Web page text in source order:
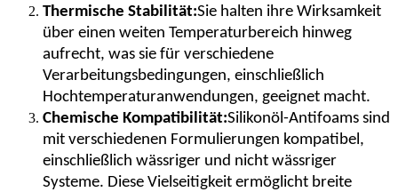
Thermische Stabilität:Sie halten ihre Wirksamkeit
über einen weiten Temperaturbereich hinweg
aufrecht, was sie für verschiedene
Verarbeitungsbedingungen, einschließlich
Hochtemperaturanwendungen, geeignet macht.
Chemische Kompatibilität:Silikonöl-Antifoams sind
mit verschiedenen Formulierungen kompatibel,
einschließlich wässriger und nicht wässriger
Systeme. Diese Vielseitigkeit ermöglicht breite